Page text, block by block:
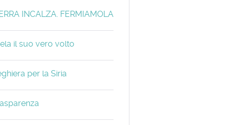
INCALZA. FERMIAMOLA
il suo vero volto
per la Siria